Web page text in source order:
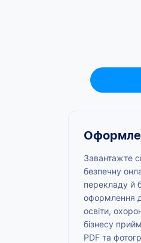
Завантажте
безпечну
перекладу й
оформлення
освіти,
бізнесу
PDF та